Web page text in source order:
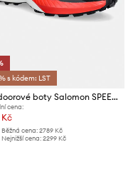
s kódem: LST
Outdoorové boty Salomon SPEEDCROSS PEAK
cena:
Kč
Běžná cena:2789 Kč
Nejnižší cena:2299 Kč